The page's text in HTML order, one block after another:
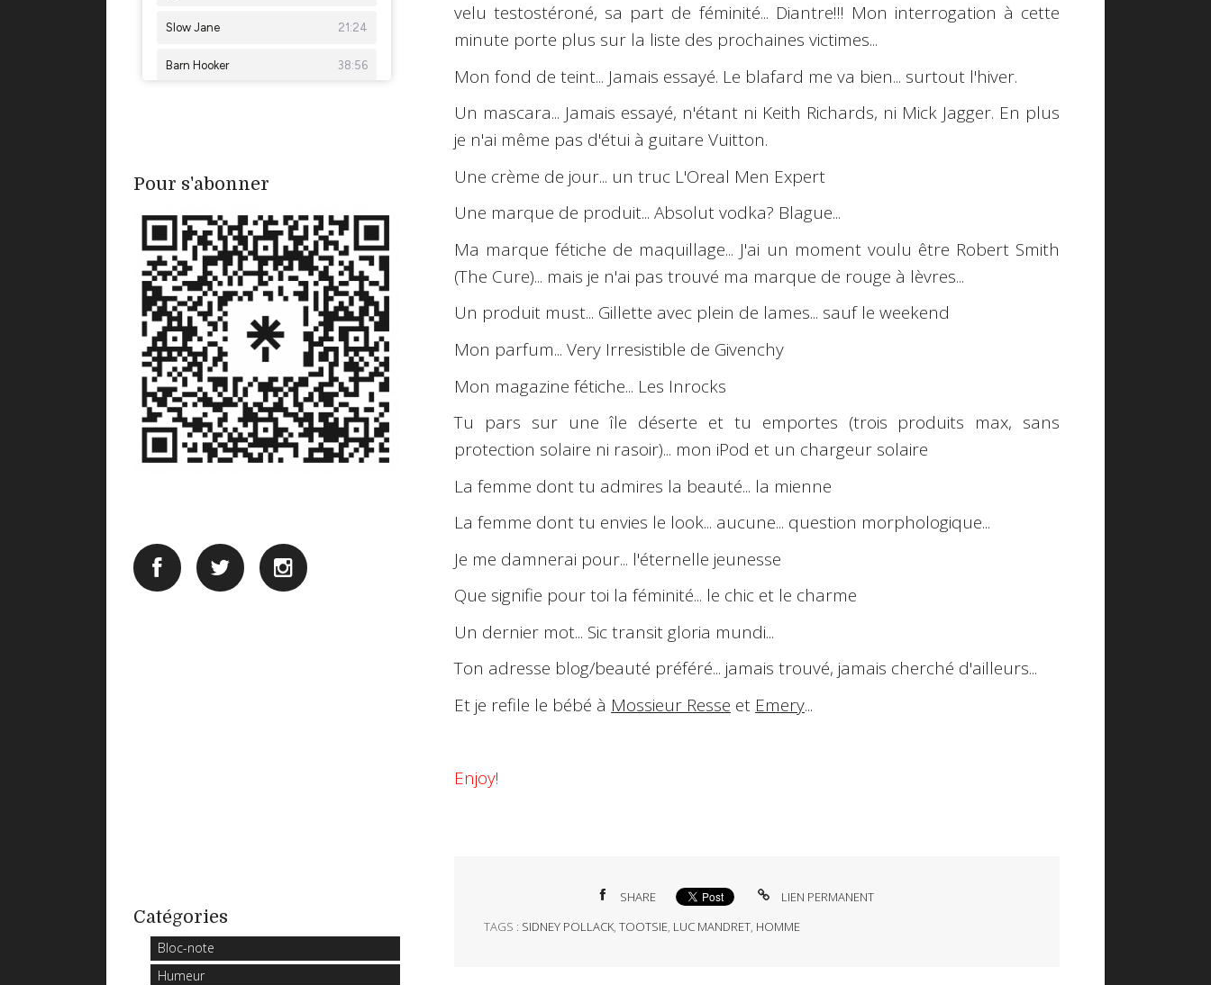
Pour s'abonner
Catégories
Bloc-note
Humeur
velu testostéroné, sa part de féminité... Diantre!!! Mon interrogation à cette
minute porte plus sur la liste des prochaines victimes...
Mon fond de teint... Jamais essayé. Le blafard me va bien... surtout l'hiver.
Un mascara... Jamais essayé, n'étant ni Keith Richards, ni Mick Jagger. En plus
je n'ai même pas d'étui à guitare Vuitton.
Une crème de jour... un truc L'Oreal Men Expert
Une marque de produit... Absolut vodka? Blague...
Ma marque fétiche de maquillage... J'ai un moment voulu être Robert Smith
(The Cure)... mais je n'ai pas trouvé ma marque de rouge à lèvres...
Un produit must... Gillette avec plein de lames... sauf le weekend
Mon parfum... Very Irresistible de Givenchy
Mon magazine fétiche... Les Inrocks
Tu pars sur une île déserte et tu emportes (trois produits max, sans
protection solaire ni rasoir)... mon iPod et un chargeur solaire
La femme dont tu admires la beauté... la mienne
La femme dont tu envies le look... aucune... question morphologique...
Je me damnerai pour... l'éternelle jeunesse
Que signifie pour toi la féminité... le chic et le charme
Un dernier mot... Sic transit gloria mundi...
Ton adresse blog/beauté préféré... jamais trouvé, jamais cherché d'ailleurs...
Et je refile le bébé à Mossieur Resse et Emery...
Enjoy!
SHARE
LIEN PERMANENT
TAGS : SIDNEY POLLACK, TOOTSIE, LUC MANDRET, HOMME